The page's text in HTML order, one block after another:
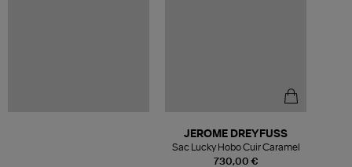
730,00 €
JEROME DREYFUSS
Sac Lucky Hobo Cuir Caramel